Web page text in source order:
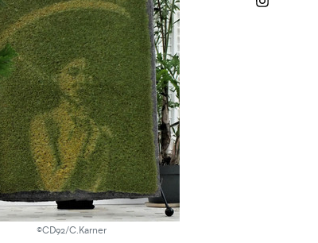
©CD92/C.Karner